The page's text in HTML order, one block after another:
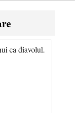
ca diavolul.